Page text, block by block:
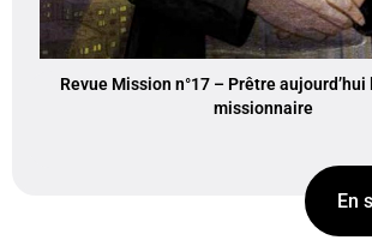
Revue Mission n°17 – Prêtre
missionnaire
En